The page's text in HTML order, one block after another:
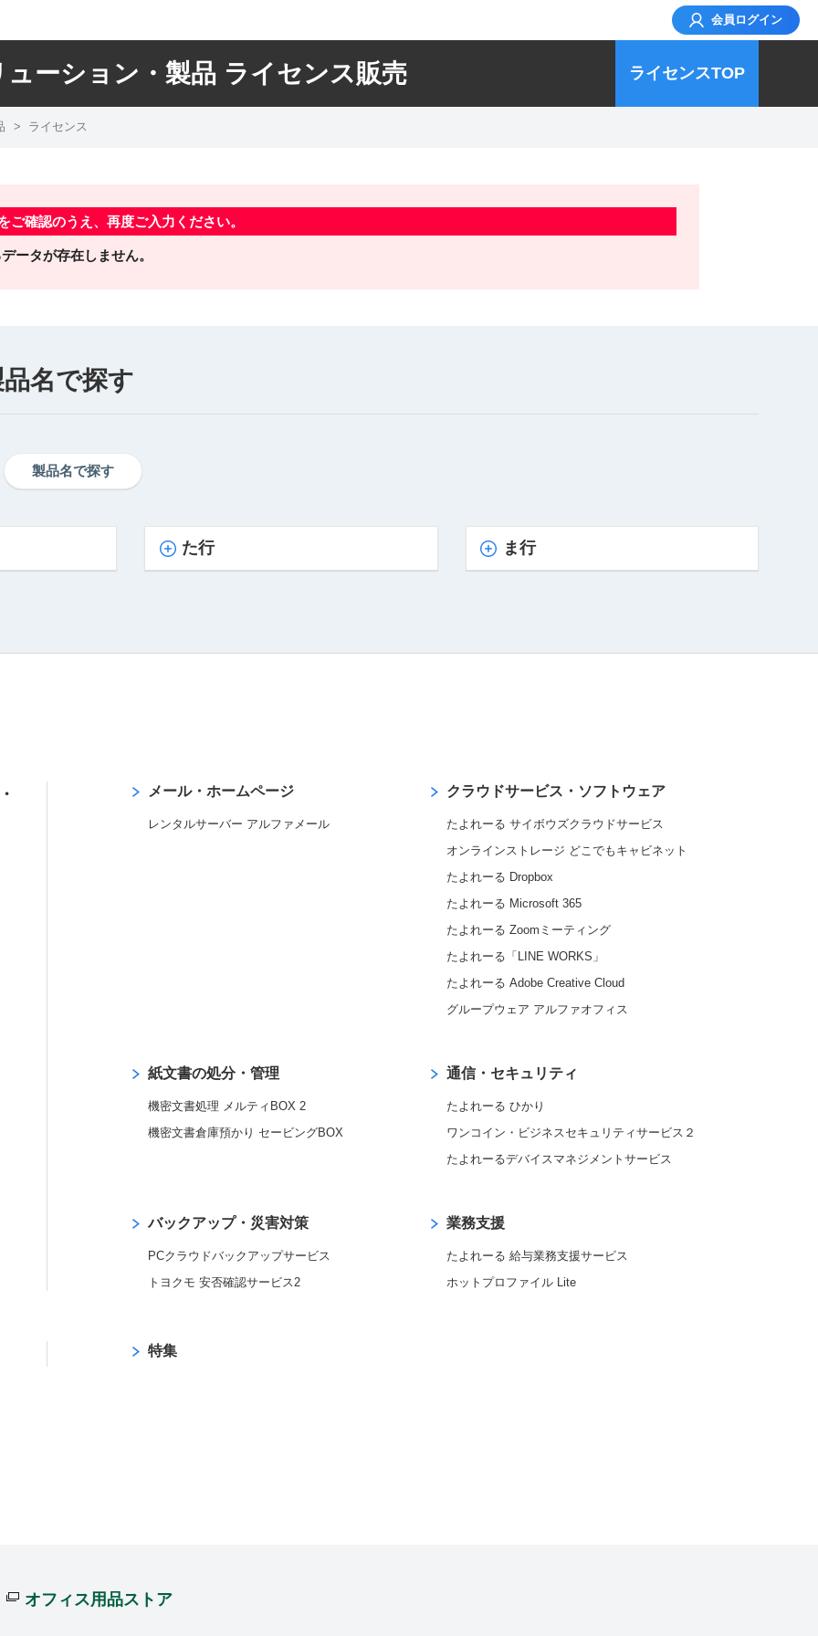
会員 ログイン
ーション・製品 ライセンス販売 ライセンスTOP
> ライセンス
ご確認のうえ、再度ご入力ください。
ータが存在しません。
名で探す
製品名で探す
た行 ま行
メール・ホームページ
レンタルサーバー アルファメール
クラウドサービス・ソフトウェア
たよれーる サイボウズクラウドサービス
オンラインストレージ どこでもキャビネット
たよれーる Dropbox
たよれーる Microsoft 365
たよれーる Zoomミーティング
たよれーる「LINE WORKS」
たよれーる Adobe Creative Cloud
グループウェア アルファオフィス
紙文書の処分・管理
機密文書処理 メルティBOX 2
機密文書倉庫預かり セービングBOX
通信・セキュリティ
たよれーる ひかり
ワンコイン・ビジネスセキュリティサービス２
たよれーるデバイスマネジメントサービス
バックアップ・災害対策
PCクラウドバックアップサービス
トヨクモ 安否確認サービス2
業務支援
たよれーる 給与業務支援サービス
ホットプロファイル Lite
特集
オフィス用品ストア